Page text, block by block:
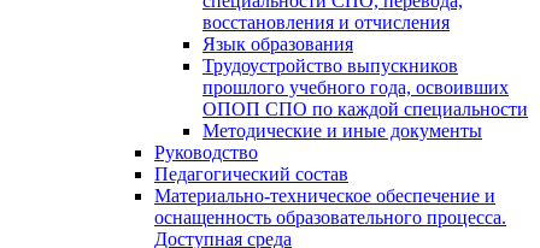
восстановления и отчисления
Язык образования
Трудоустройство выпускников
прошлого учебного года, освоивших
ОПОП СПО по каждой специальности
Методические и иные документы
Руководство
Педагогический состав
Материально-техническое обеспечение и
оснащенность образовательного процесса.
Доступная среда